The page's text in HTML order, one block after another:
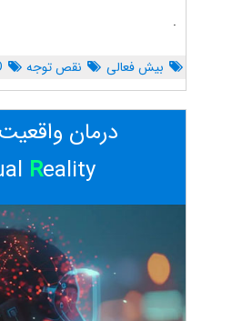
.
بیش فعالی نقص توجه
درمان
Reality